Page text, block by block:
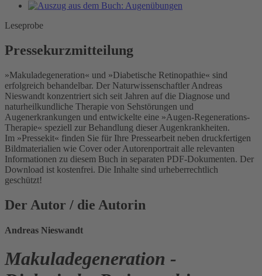
Leseprobe
Pressekurzmitteilung
»Makuladegeneration« und »Diabetische Retinopathie« sind
erfolgreich behandelbar. Der Naturwissenschaftler Andreas
Nieswandt konzentriert sich seit Jahren auf die Diagnose und
naturheilkundliche Therapie von Sehstörungen und
Augenerkrankungen und entwickelte eine »Augen-Regenerations-
Therapie« speziell zur Behandlung dieser Augenkrankheiten.
Im »Pressekit« finden Sie für Ihre Pressearbeit neben druckfertigen
Bildmaterialien wie Cover oder Autorenportrait alle relevanten
Informationen zu diesem Buch in separaten PDF-Dokumenten. Der
Download ist kostenfrei. Die Inhalte sind urheberrechtlich
geschützt!
Der Autor / die Autorin
Andreas Nieswandt
Makuladegeneration -